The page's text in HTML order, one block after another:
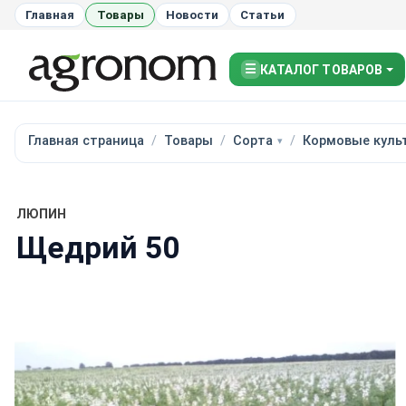
Главная Товары Новости Статьи
☰ КАТАЛОГ ТОВАРОВ
Главная страница Товары Сорта Кормовые
ЛЮПИН
Щедрий 50